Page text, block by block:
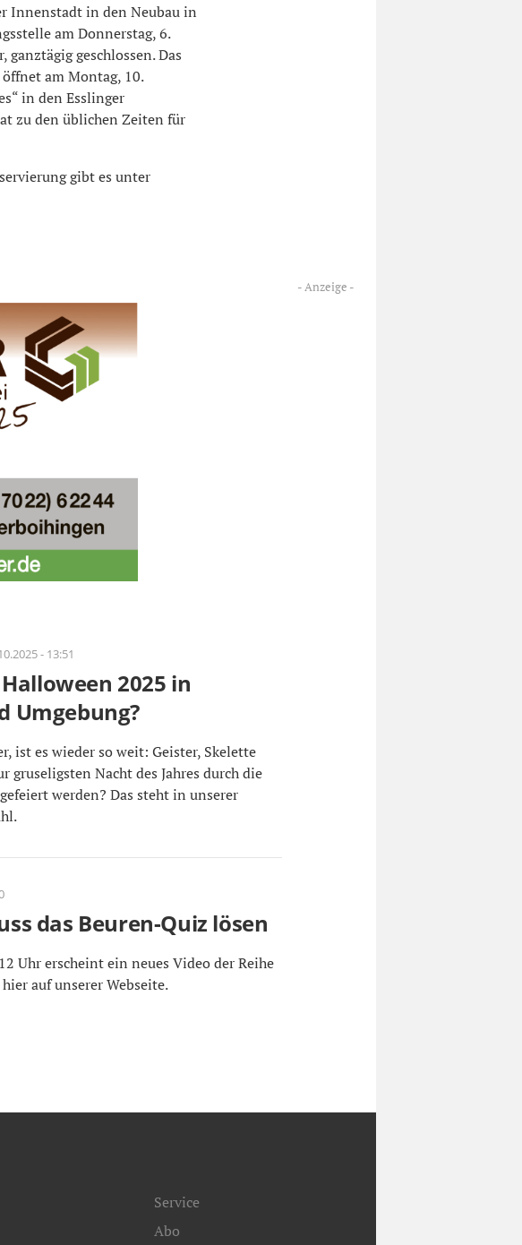
Innenstadt in den Neubau in
am Donnerstag, 6.
geschlossen. Das
am Montag, 10.
in den Esslinger
zu den üblichen Zeiten für
gibt es unter
- 13:51
2025 in
Umgebung?
ist es wieder so weit: Geister, Skelette
gruseligsten Nacht des Jahres durch die
werden? Das steht in unserer
das Beuren-Quiz lösen
Uhr erscheint ein neues Video der Reihe
auf unserer Webseite.
Service
Abo